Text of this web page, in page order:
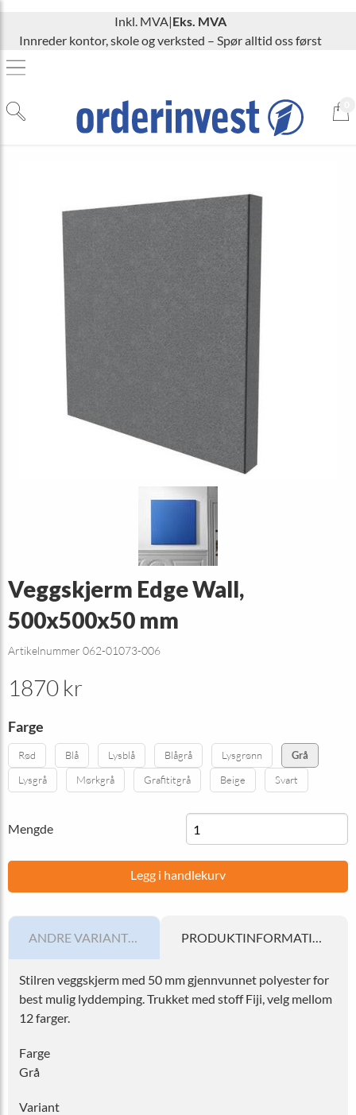
Inkl. MVA|Eks. MVA
Innreder kontor, skole og verksted – Spør alltid oss først
Veggskjerm Edge Wall,
500x500x50 mm
Artikelnummer 062-01073-006
1870 kr
Farge
Rød Blå Lysblå Blågrå Lysgrønn
Grå
Lysgrå
Mørkgrå Grafititgrå Beige Svart
Mengde
Legg i handlekurv
ANDRE VARIANTER PRODUKTINFORMATION
Stilren veggskjerm med 50 mm gjennvunnet polyester for
best mulig lyddemping. Trukket med stoff Fiji, velg mellom
12 farger.
Farge
Grå
Variant